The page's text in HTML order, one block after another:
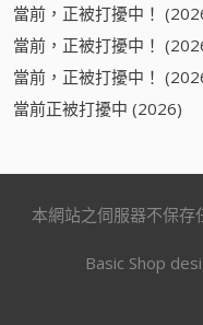
當前，正被打擾中！
當前，正被打擾中！
當前，正被打擾中！
當前正被打擾中 (2026)
本網站之伺服器不保存
Basic Shop